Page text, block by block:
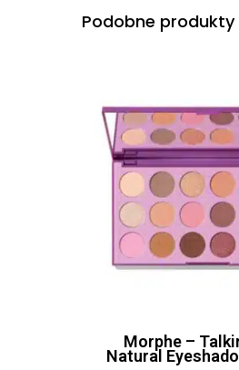
Podobne produkty
Morphe –
Natural